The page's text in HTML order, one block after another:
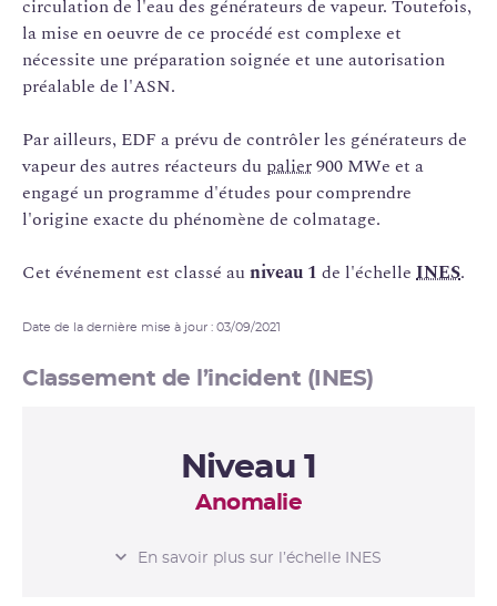
circulation de l'eau des générateurs de vapeur. Toutefois,
la mise en oeuvre de ce procédé est complexe et
nécessite une préparation soignée et une autorisation
préalable de l'ASN.
Par ailleurs, EDF a prévu de contrôler les générateurs de
vapeur des autres réacteurs du palier900 MWe et a
engagé un programme d'études pour comprendre
l'origine exacte du phénomène de colmatage.
Cet événement est classé auniveau 1 de l'échelle INES.
Date de la dernière mise à jour : 03/09/2021
Classement de l’incident (INES)
Niveau 1
Anomalie
L’ÉCHELLE INES
En savoir plus sur l’échelle INES